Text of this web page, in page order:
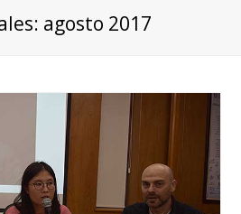
agosto 2017